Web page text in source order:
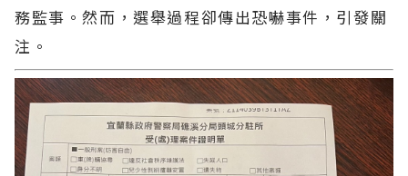
務監事。然而，選舉過程卻傳出恐嚇事件，引發關
注。